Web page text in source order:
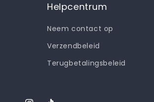
Helpcentrum
Neem contact op
Verzendbeleid
Terugbetalingsbeleid